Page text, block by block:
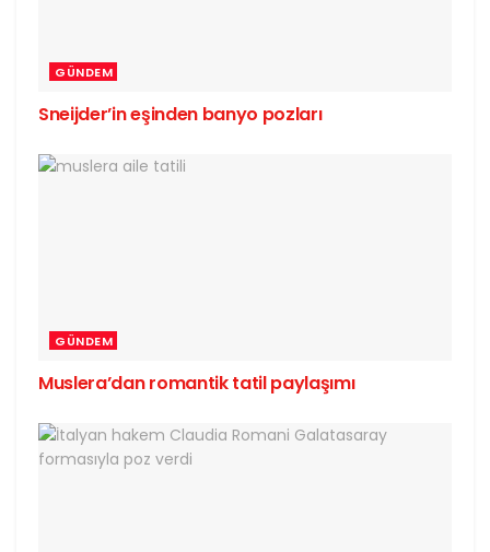
GÜNDEM
Sneijder’in eşinden banyo pozları
GÜNDEM
Muslera’dan romantik tatil paylaşımı